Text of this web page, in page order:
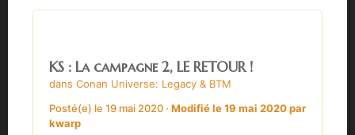
KS : La campagne 2, LE RETOUR !
dans Conan Universe: Legacy & BTM
Posté(e) le 19 mai 2020 · Modifiéle 19 mai 2020par
kwarp